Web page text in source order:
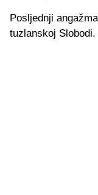
Posljednji
tuzlanskoj Slobodi.